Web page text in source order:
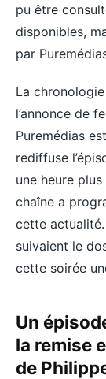
pu être
disponibles,
par
La
l’annonce de
Puremédias
rediffuse
une heure
chaîne a
cette
suivaient le
cette soirée
Un
la remise
de